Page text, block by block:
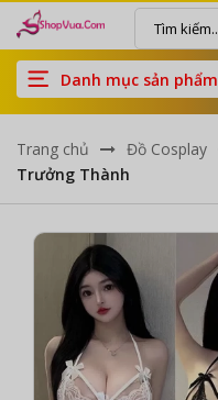
Danh mục sản phẩm
Trang chủ Đồ Cosplay
Trưởng Thành